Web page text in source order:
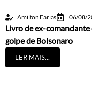
Amilton Farias 06/08/
Livro de ex-comandante
golpe de Bolsonaro
LER MAIS...